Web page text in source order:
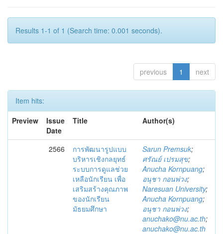
Results 1-1 of 1 (Search time: 0.001 seconds).
previous 1 next
Item hits:
Preview
Issue
Date
Title Author(s)
2566
การพัฒนารูปแบบ
บริหารเชิงกลยุทธ์
ระบบการดูแลช่วย
เหลือนักเรียน เพื่อ
เสริมสร้างคุณภาพ
ของนักเรียน
มัธยมศึกษา
Sarun Premsuk;
ศรัณย์ เปรมสุข;
Anucha Kornpuang;
อนุชา กอนพ่วง;
Naresuan University;
Anucha Kornpuang;
อนุชา กอนพ่วง;
anuchako@nu.ac.th;
anuchako@nu.ac.th